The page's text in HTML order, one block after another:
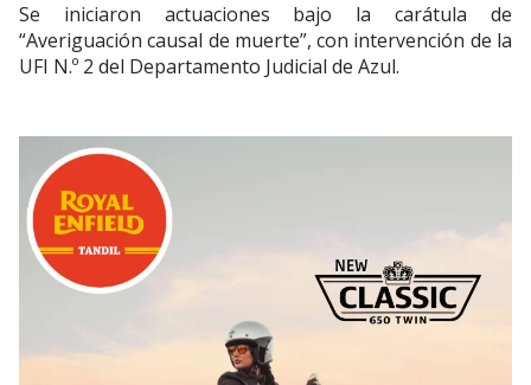
Se iniciaron actuaciones bajo la carátula de
“Averiguación causal de muerte”, con intervención de la
UFI N.º 2 del Departamento Judicial de Azul.